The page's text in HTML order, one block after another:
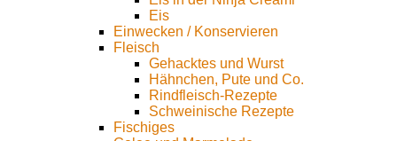
Eis
Einwecken / Konservieren
Fleisch
Gehacktes und Wurst
Hähnchen, Pute und Co.
Rindfleisch-Rezepte
Schweinische Rezepte
Fischiges